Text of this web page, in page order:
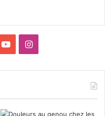
T
I
t